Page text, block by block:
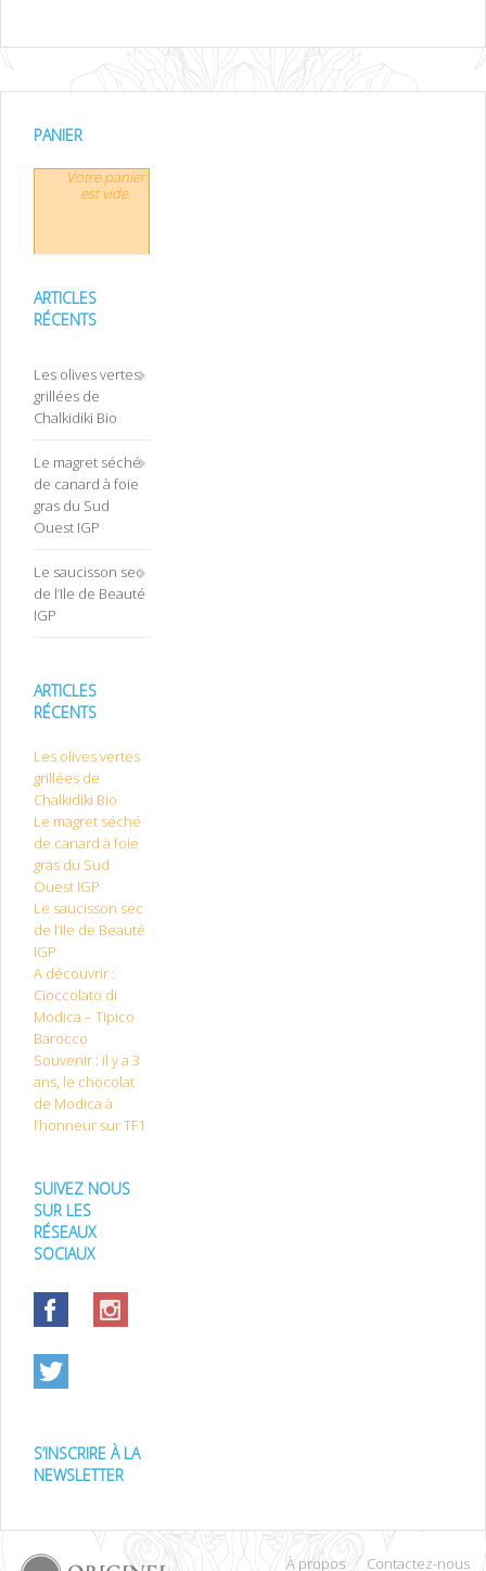
PANIER
Votre panier
est vide.
ARTICLES
RÉCENTS
Les olives vertes
grillées de
Chalkidiki Bio
Le magret séché
de canard à foie
gras du Sud
Ouest IGP
Le saucisson sec
de l’Ile de Beauté
IGP
ARTICLES
RÉCENTS
Les olives vertes
grillées de
Chalkidiki Bio
Le magret séché
de canard à foie
gras du Sud
Ouest IGP
Le saucisson sec
de l’Ile de Beauté
IGP
A découvrir :
Cioccolato di
Modica – Tipico
Barocco
Souvenir : il y a 3
ans, le chocolat
de Modica à
l’honneur sur TF1
SUIVEZ NOUS
SUR LES
RÉSEAUX
SOCIAUX
S’INSCRIRE À LA
NEWSLETTER
À propos Contactez-nous